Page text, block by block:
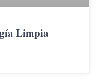
Limpia